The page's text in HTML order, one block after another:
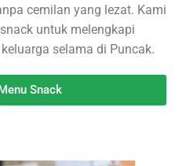
cemilan yang lezat. Kami
untuk melengkapi
selama di Puncak.
Snack